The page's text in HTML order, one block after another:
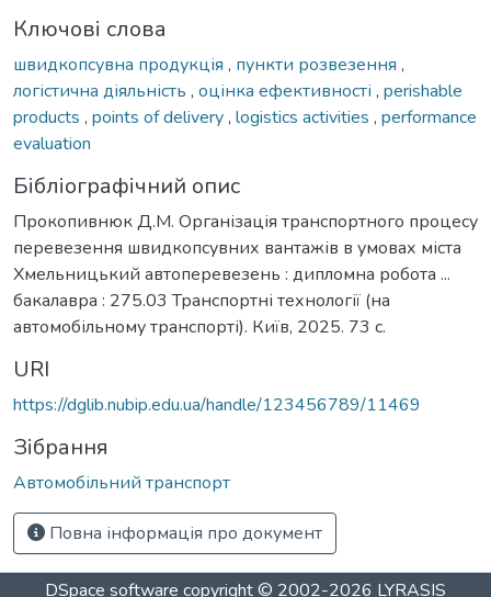
Ключові слова
швидкопсувна продукція , пункти розвезення ,
логістична діяльність , оцінка ефективності , perishable
products , points of delivery, logistics activities , performance
evaluation
Бібліографічний опис
Прокопивнюк Д.М. Організація транспортного процесу
перевезення швидкопсувних вантажів в умовах міста
Хмельницький автоперевезень : дипломна робота ...
бакалавра : 275.03 Транспортні технології (на
автомобільному транспорті). Київ, 2025. 73 с.
URI
https://dglib.nubip.edu.ua/handle/123456789/11469
Зібрання
Автомобільний транспорт
Повна інформація про документ
DSpace software copyright © 2002-2026 LYRASIS